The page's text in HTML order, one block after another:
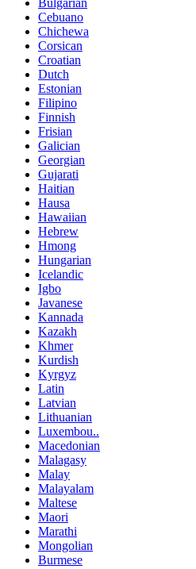
Bulgarian
Cebuano
Chichewa
Corsican
Croatian
Dutch
Estonian
Filipino
Finnish
Frisian
Galician
Georgian
Gujarati
Haitian
Hausa
Hawaiian
Hebrew
Hmong
Hungarian
Icelandic
Igbo
Javanese
Kannada
Kazakh
Khmer
Kurdish
Kyrgyz
Latin
Latvian
Lithuanian
Luxembou..
Macedonian
Malagasy
Malay
Malayalam
Maltese
Maori
Marathi
Mongolian
Burmese